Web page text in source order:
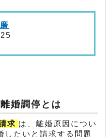
婚調停とは
求 は、離婚原因につい
したいと請求する問題